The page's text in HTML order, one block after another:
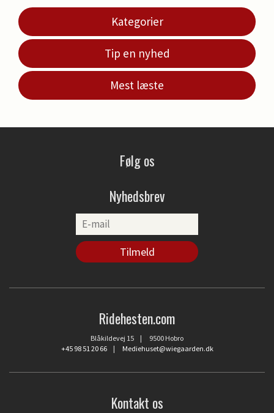
Kategorier
Tip en nyhed
Mest læste
Følg os
Nyhedsbrev
Ridehesten.com
Blåkildevej 15 | 9500 Hobro
+45 98 51 20 66| Mediehuset@wiegaarden.dk
Kontakt os